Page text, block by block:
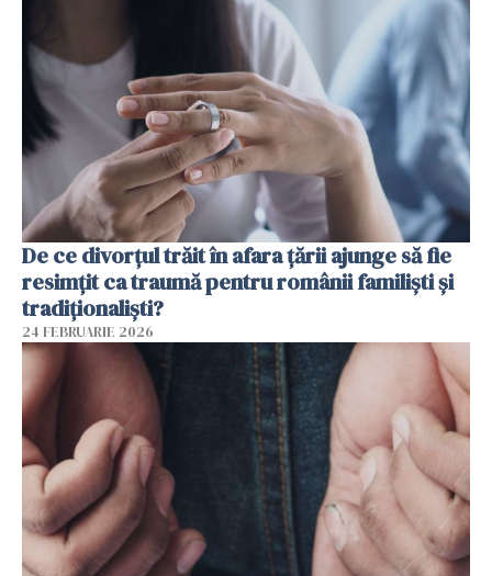
De ce divorțul trăit în afara țării ajunge să fie
resimțit ca traumă pentru românii familiști și
tradiționaliști?
24 FEBRUARIE 2026